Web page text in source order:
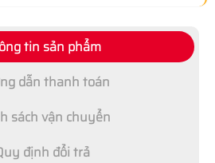
tin sản phẩm
dẫn thanh toán
sách vận chuyển
định đổi trả